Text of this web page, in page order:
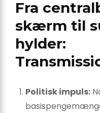
Fra
skærm til
hylder:
Politisk impuls: